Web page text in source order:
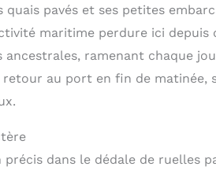
pavés et ses petites
maritime perdure ici depuis
ramenant chaque
au port en fin de matinée,
dans le dédale de ruelles